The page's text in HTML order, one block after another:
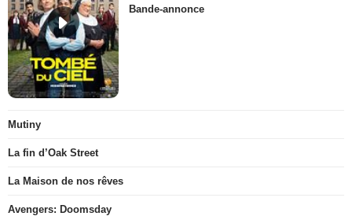
Bande-annonce
Mutiny
La fin d’Oak Street
La Maison de nos rêves
Avengers: Doomsday